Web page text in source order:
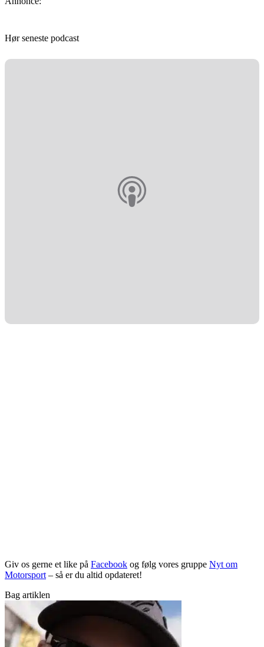
Hør seneste podcast
Giv os gerne et like på Facebook og følg vores gruppe Nyt om
Motorsport – så er du altid opdateret!
Bag artiklen